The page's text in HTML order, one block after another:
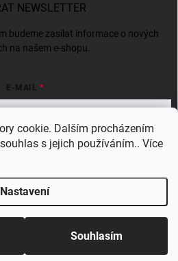
cookie. Dalším procházením
s jejich používáním.. Více
Nastavení
Souhlasím
NEWSLETTER
budeme zasílat informace o nových
na našem e-shopu.
E-MAIL
Přihlásit se
Shoptet Premium
. Všechna práva vyhrazena.